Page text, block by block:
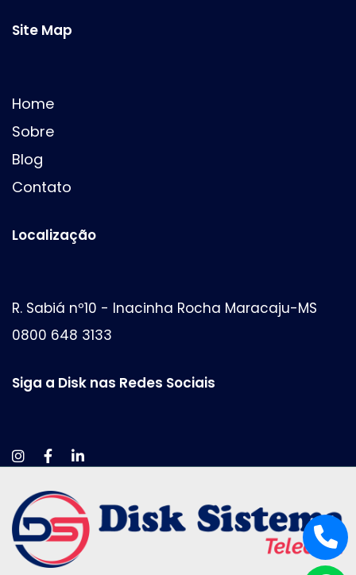
Site Map
Home
Sobre
Blog
Contato
Localização
R. Sabiá nº10 - Inacinha Rocha Maracaju-MS
0800 648 3133
Siga a Disk nas Redes Sociais